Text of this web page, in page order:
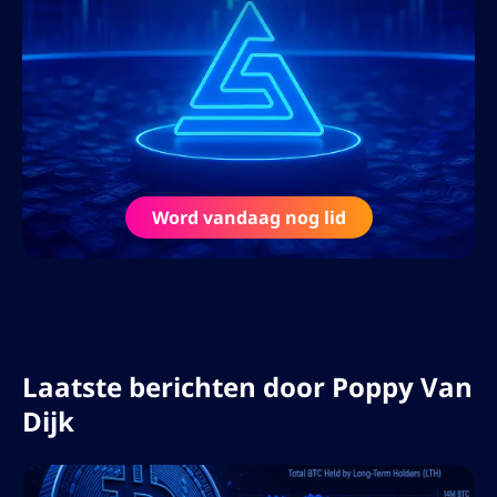
handleidingen en marktanalyses
ontwikkelt voor crypto- en
forexhandelaren. Haar missie is om
handelaren bruikbare inzichten te bieden
om vol vertrouwen weloverwogen
beleggingsbeslissingen te nemen.
Naast schrijven is Sophie een
veelgevraagd spreker op financiële
Word vandaag nog lid
Laatste berichten door Poppy Van
Dijk